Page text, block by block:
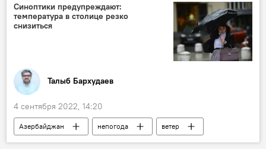
Синоптики предупреждают:
температура в столице резко
снизиться
Талыб Бархудаев
4 сентября 2022, 14:20
Азербайджан непогода
ветер
снижение температуры
Баку